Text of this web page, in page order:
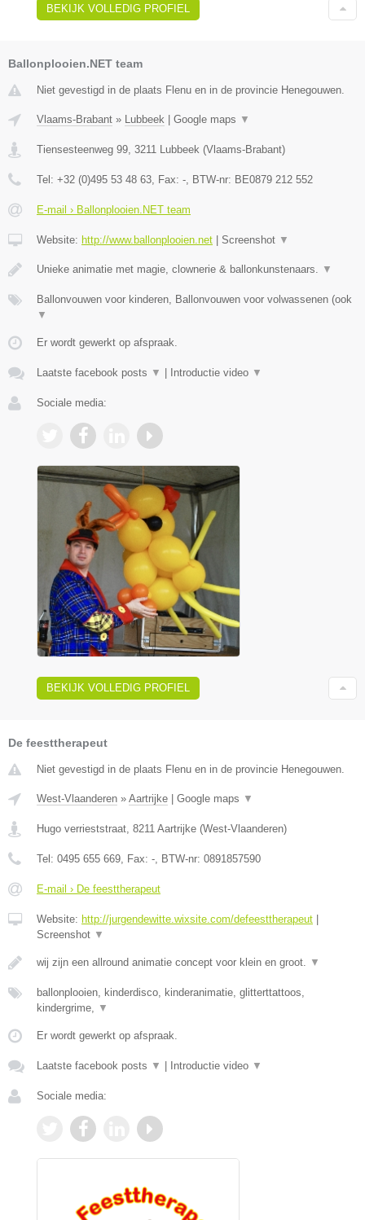
BEKIJK VOLLEDIG PROFIEL
Ballonplooien.NET team
Niet gevestigd in de plaats Flenu en in de provincie Henegouwen.
Vlaams-Brabant » Lubbeek Google maps ▼
Tiensesteenweg 99, 3211 Lubbeek (Vlaams-Brabant)
Tel: +32 (0)495 53 48 63, Fax: -, BTW-nr: BE0879 212 552
E-mail › Ballonplooien.NET team
Website: http://www.ballonplooien.net Screenshot ▼
Unieke animatie met magie, clownerie & ballonkunstenaars. ▼
Ballonvouwen voor kinderen, Ballonvouwen voor volwassenen (ook
▼
Er wordt gewerkt op afspraak.
Laatste facebook posts ▼ Introductie video ▼
Sociale media:
BEKIJK VOLLEDIG PROFIEL
De feesttherapeut
Niet gevestigd in de plaats Flenu en in de provincie Henegouwen.
West-Vlaanderen » Aartrijke | Google maps ▼
Hugo verrieststraat 8211 Aartrijke (West-Vlaanderen)
Tel: 0495 655 669 , Fax: - , BTW-nr: 0891857590
E-mail › De feesttherapeut
Website: http://jurgendewitte.wixsite.com/defeesttherapeut |
Screenshot ▼
wij zijn een allround animatie concept voor klein en groot. ▼
ballonplooien, kinderdisco, kinderanimatie, glitterttattoos,
kindergrime,
▼
Er wordt gewerkt op afspraak.
Laatste facebook posts ▼ | Introductie video ▼
Sociale media: